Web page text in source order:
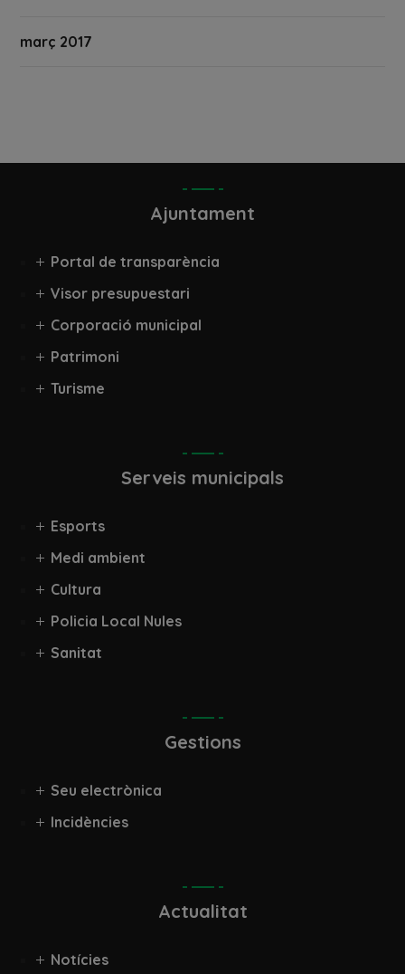
març 2017
Ajuntament
Portal de transparència
Visor presupuestari
Corporació municipal
Patrimoni
Turisme
Serveis municipals
Esports
Medi ambient
Cultura
Policia Local Nules
Sanitat
Gestions
Seu electrònica
Incidències
Actualitat
Notícies